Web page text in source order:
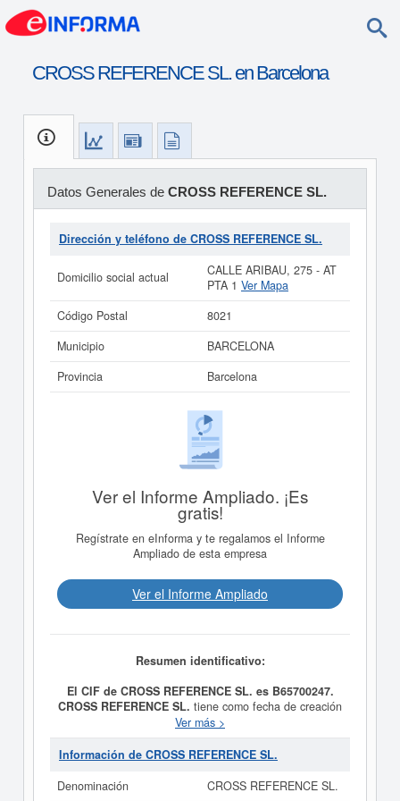
CROSS REFERENCE SL. en Barcelona
Datos Generales de CROSS REFERENCE SL.
Dirección y teléfono de CROSS REFERENCE SL.
Domicilio social actual
CALLE ARIBAU, 275 - AT
PTA 1 Ver Mapa
Código Postal
8021
Municipio
BARCELONA
Provincia
Barcelona
Ver el Informe Ampliado. ¡Es
gratis!
Regístrate en eInforma y te regalamos el Informe
Ampliado de esta empresa
Ver el Informe Ampliado
Resumen identificativo:
El CIF de CROSS REFERENCE SL. es B65700247.
CROSS REFERENCE SL. tiene como fecha de creación
el día 22/12/2011 y su meta es LA INTERMEDIACION
EN LA PRESTACION DE SERVICIOS DE
ASESORAMIENTO Y DE SERVICIOS TECNICOS DE
NACIONALES O EXTRANJERAS, EN MATERIAS
Ver más >
Información de CROSS REFERENCE SL.
Denominación
CROSS REFERENCE SL.